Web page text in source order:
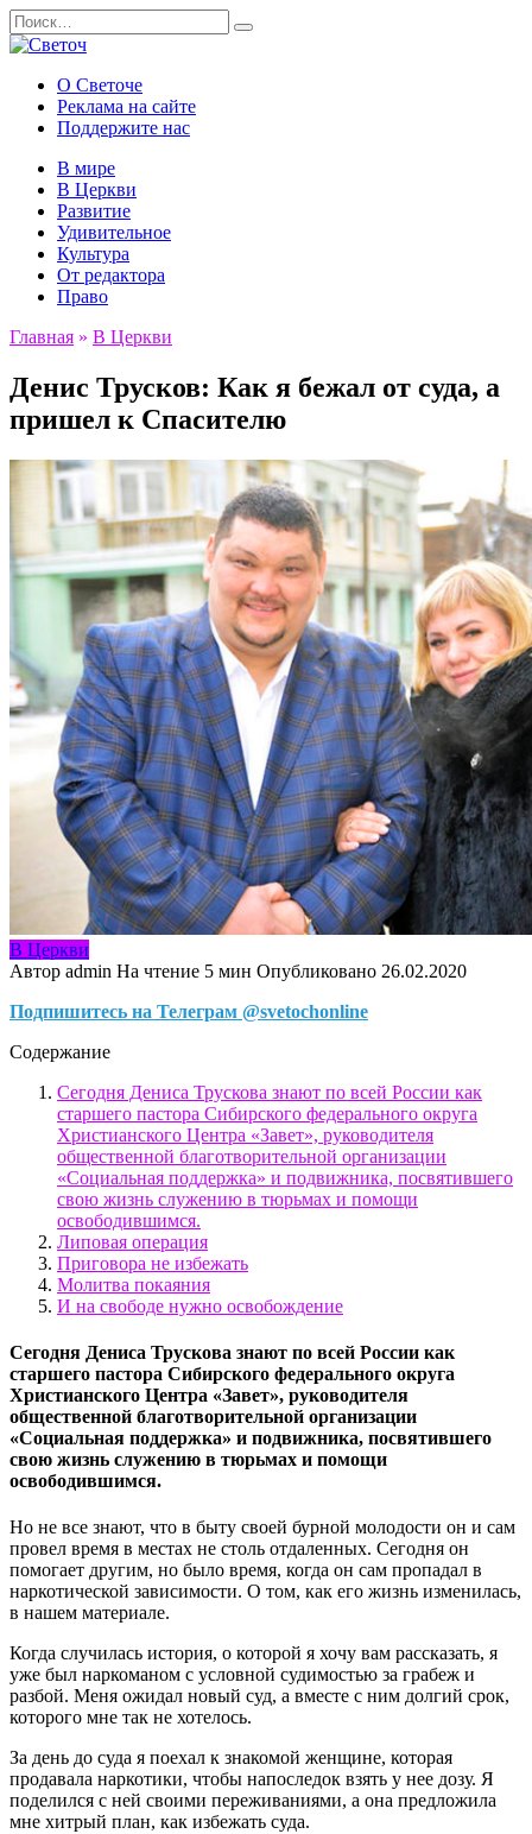
Перейти
к
Search
for:
О Светоче
Реклама на сайте
Поддержите нас
В мире
В Церкви
Развитие
Удивительное
Культура
От редактора
Право
Главная » В Церкви
Денис Трусков: Как я бежал от суда, а
пришел к Спасителю
В Церкви
Автор admin На чтение 5 мин Опубликовано 26.02.2020
Подпишитесь на Телеграм @svetochonline
Содержание
Сегодня Дениса Трускова знают по всей России как
старшего пастора Сибирского федерального округа
Христианского Центра «Завет», руководителя
общественной благотворительной организации
«Социальная поддержка» и подвижника, посвятившего
свою жизнь служению в тюрьмах и помощи
освободившимся.
Липовая операция
Приговора не избежать
Молитва покаяния
И на свободе нужно освобождение
Сегодня Дениса Трускова знают по всей России как
старшего пастора Сибирского федерального округа
Христианского Центра «Завет», руководителя
общественной благотворительной организации
«Социальная поддержка» и подвижника, посвятившего
свою жизнь служению в тюрьмах и помощи
освободившимся.
Но не все знают, что в быту своей бурной молодости он и сам
провел время в местах не столь отдаленных. Сегодня он
помогает другим, но было время, когда он сам пропадал в
наркотической зависимости. О том, как его жизнь изменилась,
в нашем материале.
Когда случилась история, о которой я хочу вам рассказать, я
уже был наркоманом с условной судимостью за грабеж и
разбой. Меня ожидал новый суд, а вместе с ним долгий срок,
которого мне так не хотелось.
За день до суда я поехал к знакомой женщине, которая
продавала наркотики, чтобы напоследок взять у нее дозу. Я
поделился с ней своими переживаниями, а она предложила
мне хитрый план, как избежать суда.